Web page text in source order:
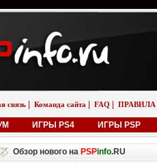
связь Команда сайта FAQ ПРАВИЛА
ИГРЫ PS4 ИГРЫ PSP
Обзор нового на PSPinfo.RU